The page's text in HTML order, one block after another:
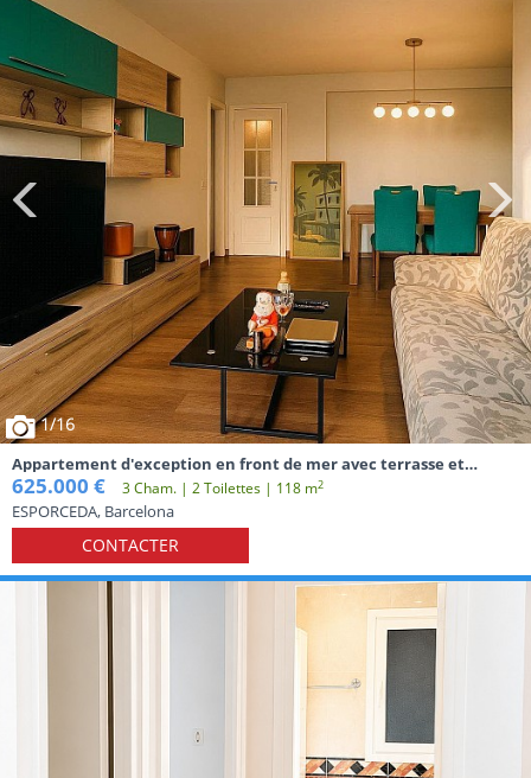
1/16
Appartement d'exception en front de mer avec terrasse et
garage à Diagonal Mar
625.000 € 3 Cham. | 2 Toilettes | 118 m2
ESPORCEDA, Barcelona
CONTACTER